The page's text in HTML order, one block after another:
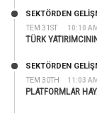
TEM 31ST 10:10 AM
SEKTÖRDEN
TÜRK
TEM 30TH 11:03 AM
SEKTÖRDEN
PLATFORMLAR